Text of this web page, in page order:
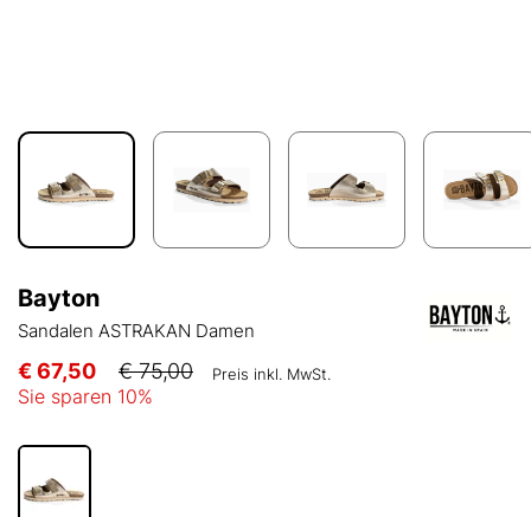
Bayton
Sandalen ASTRAKAN Damen
€ 67,50 € 75,00 Preis inkl. MwSt.
Sie sparen 10%